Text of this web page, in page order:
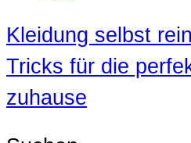
Kleidung selbst
Tricks für die
zuhause